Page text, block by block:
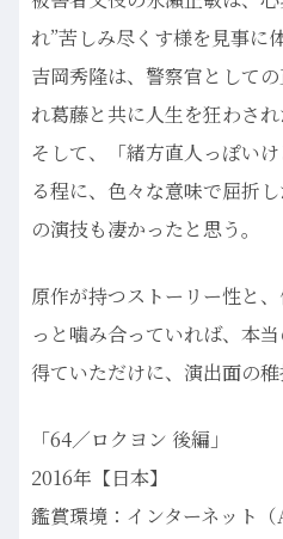
れ”苦しみ尽くす様を見事に
吉岡秀隆は、警察官として
れ葛藤と共に人生を狂わされ
そして、「緒方直人っぽい
る程に、色々な意味で屈折
の演技も凄かったと思う。
原作が持つストーリー性と
っと噛み合っていれば、本
得ていただけに、演出面の稚
「64／ロクヨン 後編」
2016年【日本】
鑑賞環境：インターネット（